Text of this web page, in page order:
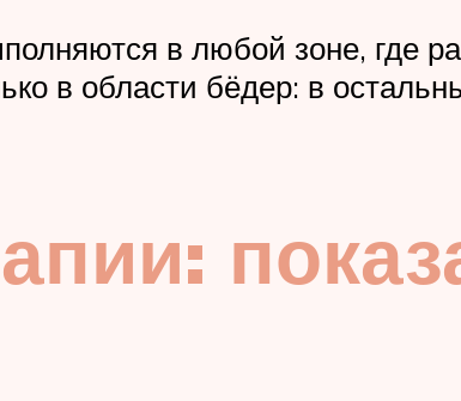
в любой зоне, где
в области бёдер: в